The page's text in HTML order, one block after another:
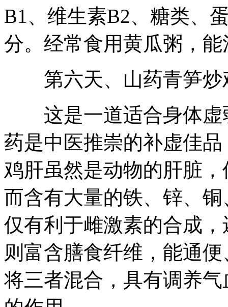
B1、维生素B2、糖类、
分。经常食用黄瓜粥，
第六天、山药青笋炒
这是一道适合身体虚
药是中医推崇的补虚佳
鸡肝虽然是动物的肝脏
而含有大量的铁、锌、
仅有利于雌激素的合成
则富含膳食纤维，能通
将三者混合，具有调养